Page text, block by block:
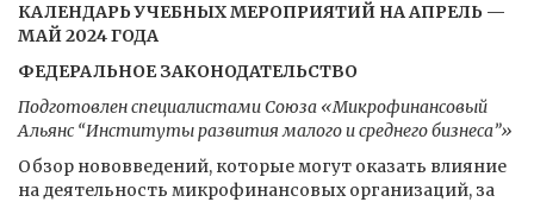
КАЛЕНДАРЬ УЧЕБНЫХ МЕРОПРИЯТИЙ НА АПРЕЛЬ —
МАЙ 2024 ГОДА
ФЕДЕРАЛЬНОЕ ЗАКОНОДАТЕЛЬСТВО
Подготовлен специалистами Союза «Микрофинансовый
Альянс “Институты развития малого и среднего бизнеса”»
Обзор нововведений, которые могут оказать влияние
на деятельность микрофинансовых организаций, за